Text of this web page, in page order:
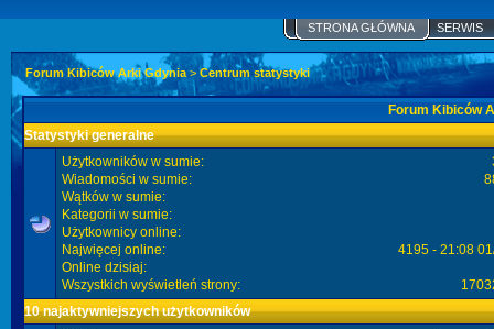
STRONA GŁÓWNA SERWIS
Forum Kibiców Arki Gdynia> Centrum statystyki
Forum Kibiców
Statystyki generalne
Użytkowników w sumie:
Wiadomości w sumie:
Wątków w sumie:
Kategorii w sumie:
Użytkownicy online:
Najwięcej online:
4195 - 21:08
Online dzisiaj:
Wszystkich wyświetleń strony:
10 najaktywniejszych użytkowników